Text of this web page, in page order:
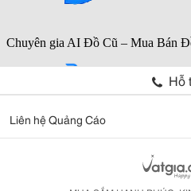
Hỗ
Liên hệ Quảng Cáo